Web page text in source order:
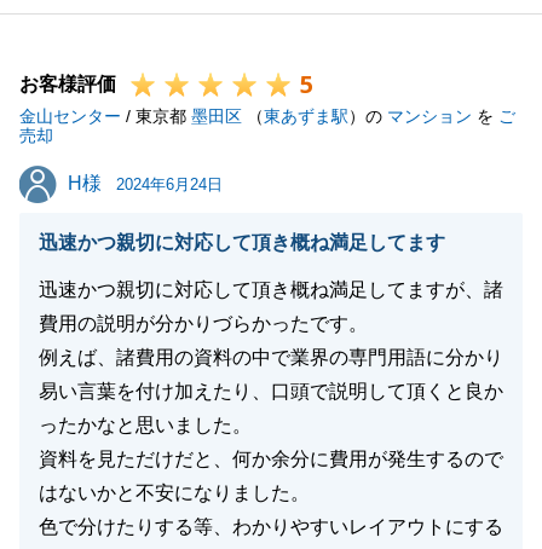
ご相談等御座いましたら、是非お気軽にご連絡くださ
どうぞよろしくお願いいたします。
お客様評価 5
金山センター / 東京都 墨田区 （東あずま駅）の マンション を ご
売却
H様
H様 2024年6月24日
迅速かつ親切に対応して頂き概ね満足してます
迅速かつ親切に対応して頂き概ね満足してますが、諸
費用の説明が分かりづらかったです。
例えば、諸費用の資料の中で業界の専門用語に分かり
易い言葉を付け加えたり、口頭で説明して頂くと良か
ったかなと思いました。
資料を見ただけだと、何か余分に費用が発生するので
はないかと不安になりました。
色で分けたりする等、わかりやすいレイアウトにする